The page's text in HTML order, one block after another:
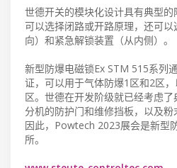
世德开关的模块化设计具有典型
可以选择闭路或开路原理，还可
向）和紧急解锁装置（从内侧）。
新型防爆电磁锁Ex STM 515系列
证，可以用于气体防爆1区和2区
区。世德在开发阶级就已经考虑
分机的防护门和维修挡板，以及粉
因此，Powtech 2023展会是新型
所。